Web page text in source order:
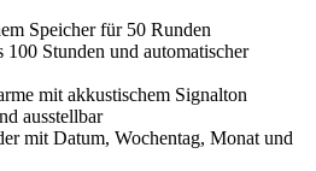
Speicher für 50 Runden
Stunden und automatischer
mit akkustischem Signalton
ausstellbar
mit Datum, Wochentag, Monat und